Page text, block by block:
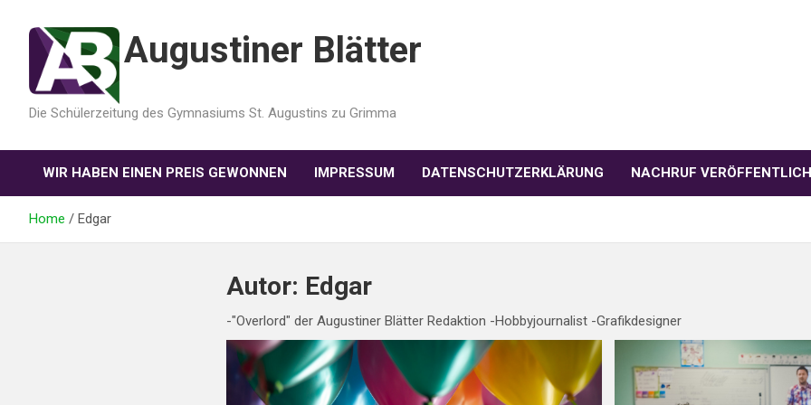
Augustiner Blätter
Die Schülerzeitung des Gymnasiums St. Augustins zu Grimma
WIR HABEN EINEN PREIS GEWONNEN IMPRESSUM DATENSCHUTZERKLÄRUNG NACHRUF
Home Edgar
Autor: Edgar
-"Overlord" der Augustiner Blätter Redaktion -Hobbyjournalist -Grafikdesigner